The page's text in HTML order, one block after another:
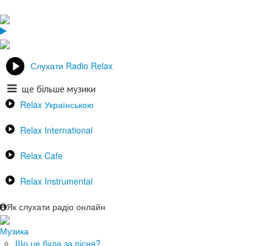
Слухати Radio Relax
ще більше музики
Relax Українською
Relax International
Relax Cafe
Relax Instrumental
Як слухати радіо онлайн
Музика
Що це була за пісня?